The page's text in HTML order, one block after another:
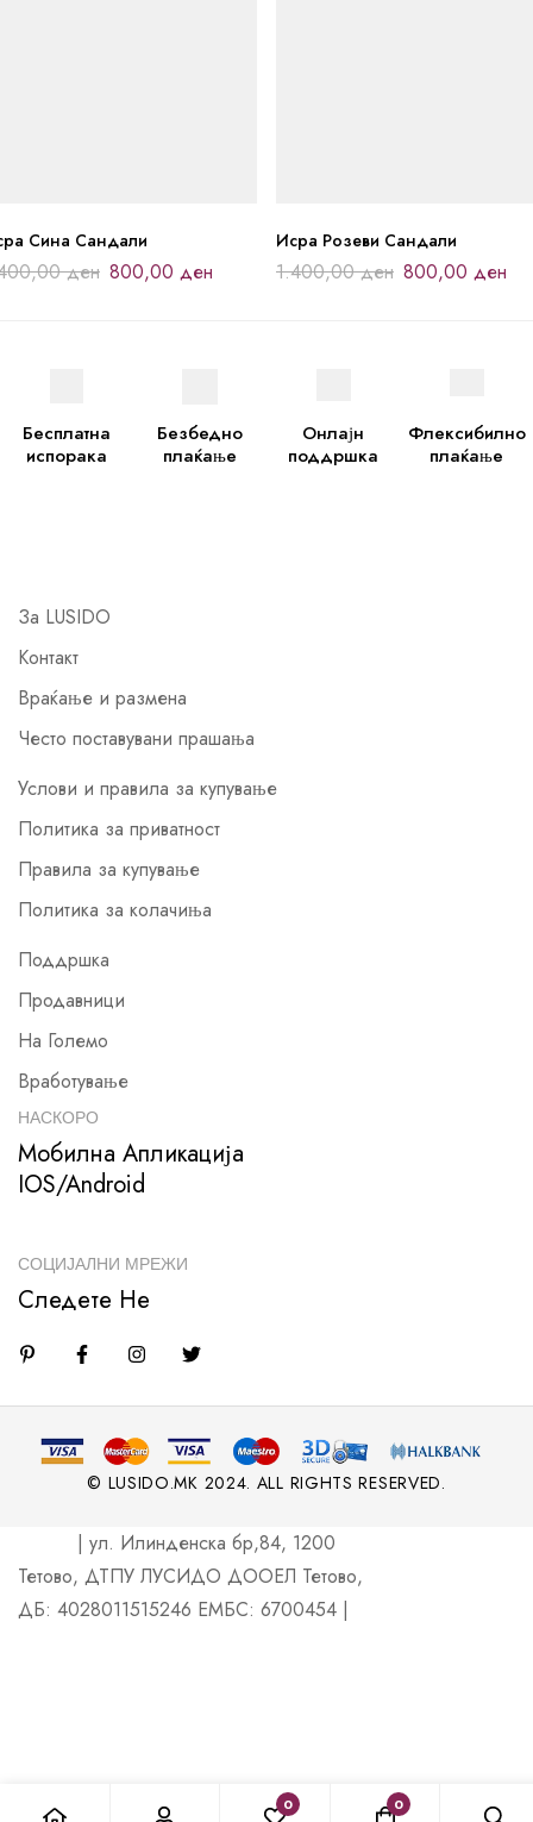
Сина Сандали
ден 800,00 ден
Исра Розеви Сандали
1.400,00ден 800,00 ден
Бесплатна
испорака
Безбедно
плаќање
Онлајн
поддршка
Флексибилно
плаќање
За LUSIDO
Контакт
Враќање и размена
Често поставувани прашања
Услови и правила за купување
Политика за приватност
Правила за купување
Политика за колачиња
Поддршка
Продавници
На Големо
Вработување
НАСКОРО
Мобилна Апликација
IOS/Android
СОЦИЈАЛНИ МРЕЖИ
Следете Не
© LUSIDO.MK 2024. ALL RIGHTS RESERVED.
| ул. Илинденска бр,84, 1200
Тетово, ДТПУ ЛУСИДО ДООЕЛ Тетово,
ДБ: 4028011515246 ЕМБС: 6700454 |
0 0